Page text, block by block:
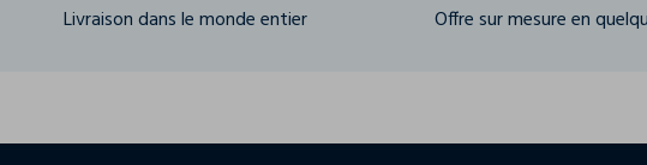
Livraison dans le monde entier Offre sur mesure en